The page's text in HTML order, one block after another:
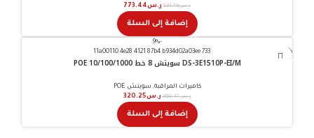
ر.س821.79 ر.س773.44
إضافة إلى السلة
-9%
DS-3E1510P-EI/M سويتش 8 خط POE 10/100/1000
كاميرات المراقبة, سويتش POE
ر.س350.47 ر.س320.25
إضافة إلى السلة